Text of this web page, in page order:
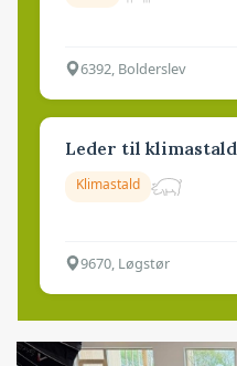
6392, Bolderslev
Leder til klimastald
Klimastald
9670, Løgstør